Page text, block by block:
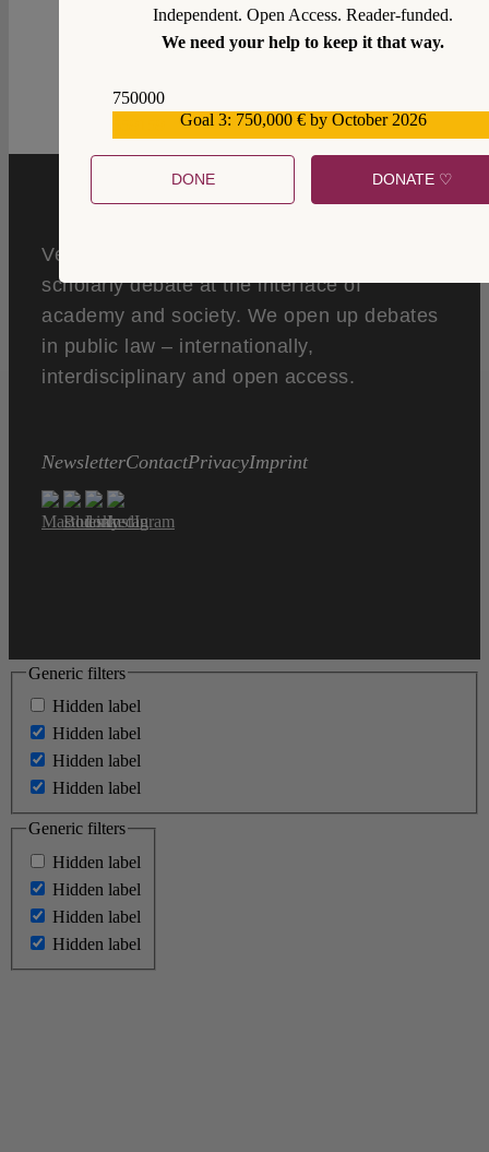
0
Verfassungsblog is a global forum of
scholarly debate at the interface of
academy and society. We open up debates
in public law – internationally,
interdisciplinary and open access.
NewsletterContactPrivacyImprint
Independent. Open Access. Reader-funded.
We need your help to keep it that way.
750000
Goal 3: 750,000 € by October 2026
DONE DONATE ♡
Generic filters
Hidden label
Hidden label
Hidden label
Hidden label
Generic filters
Hidden label
Hidden label
Hidden label
Hidden label